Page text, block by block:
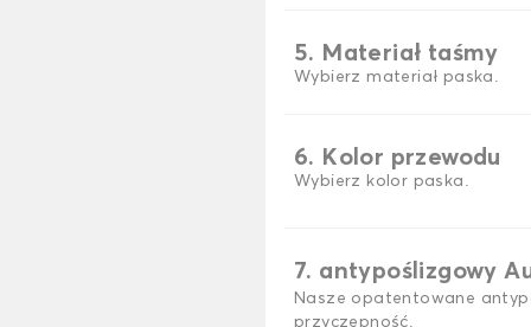
5. Materiał taśmy
Wybierz materiał paska.
6. Kolor przewodu
Wybierz kolor paska.
7. antypoślizgowy
Nasze opatentowane
przyczepność.